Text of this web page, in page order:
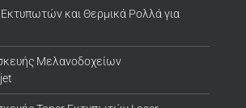
και Θερμικά Ρολλά για
Μελανοδοχείων